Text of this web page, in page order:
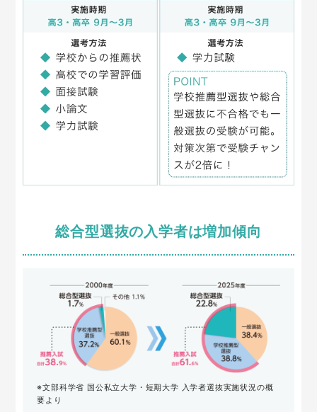
総合型選抜の入学者は増加傾向
※文部科学省 国公私立大学・短期大学 入学者選抜実施状況の概
要より